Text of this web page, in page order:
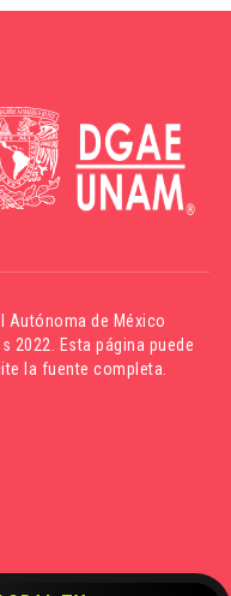
Autónoma de México
2022. Esta página puede
la fuente completa.